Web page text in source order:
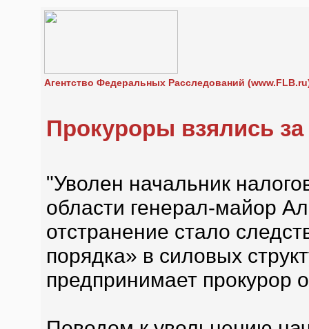
Агентство Федеральных Расследований
Прокуроры взялись
"Уволен начальник
области генерал-майор
отстранение стало
порядка» в силовых
предпринимает прокурор